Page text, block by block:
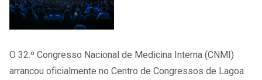
O 32.º Congresso Nacional de Medicina Interna (CNMI)
arrancou oficialmente no Centro de Congressos de Lagoa